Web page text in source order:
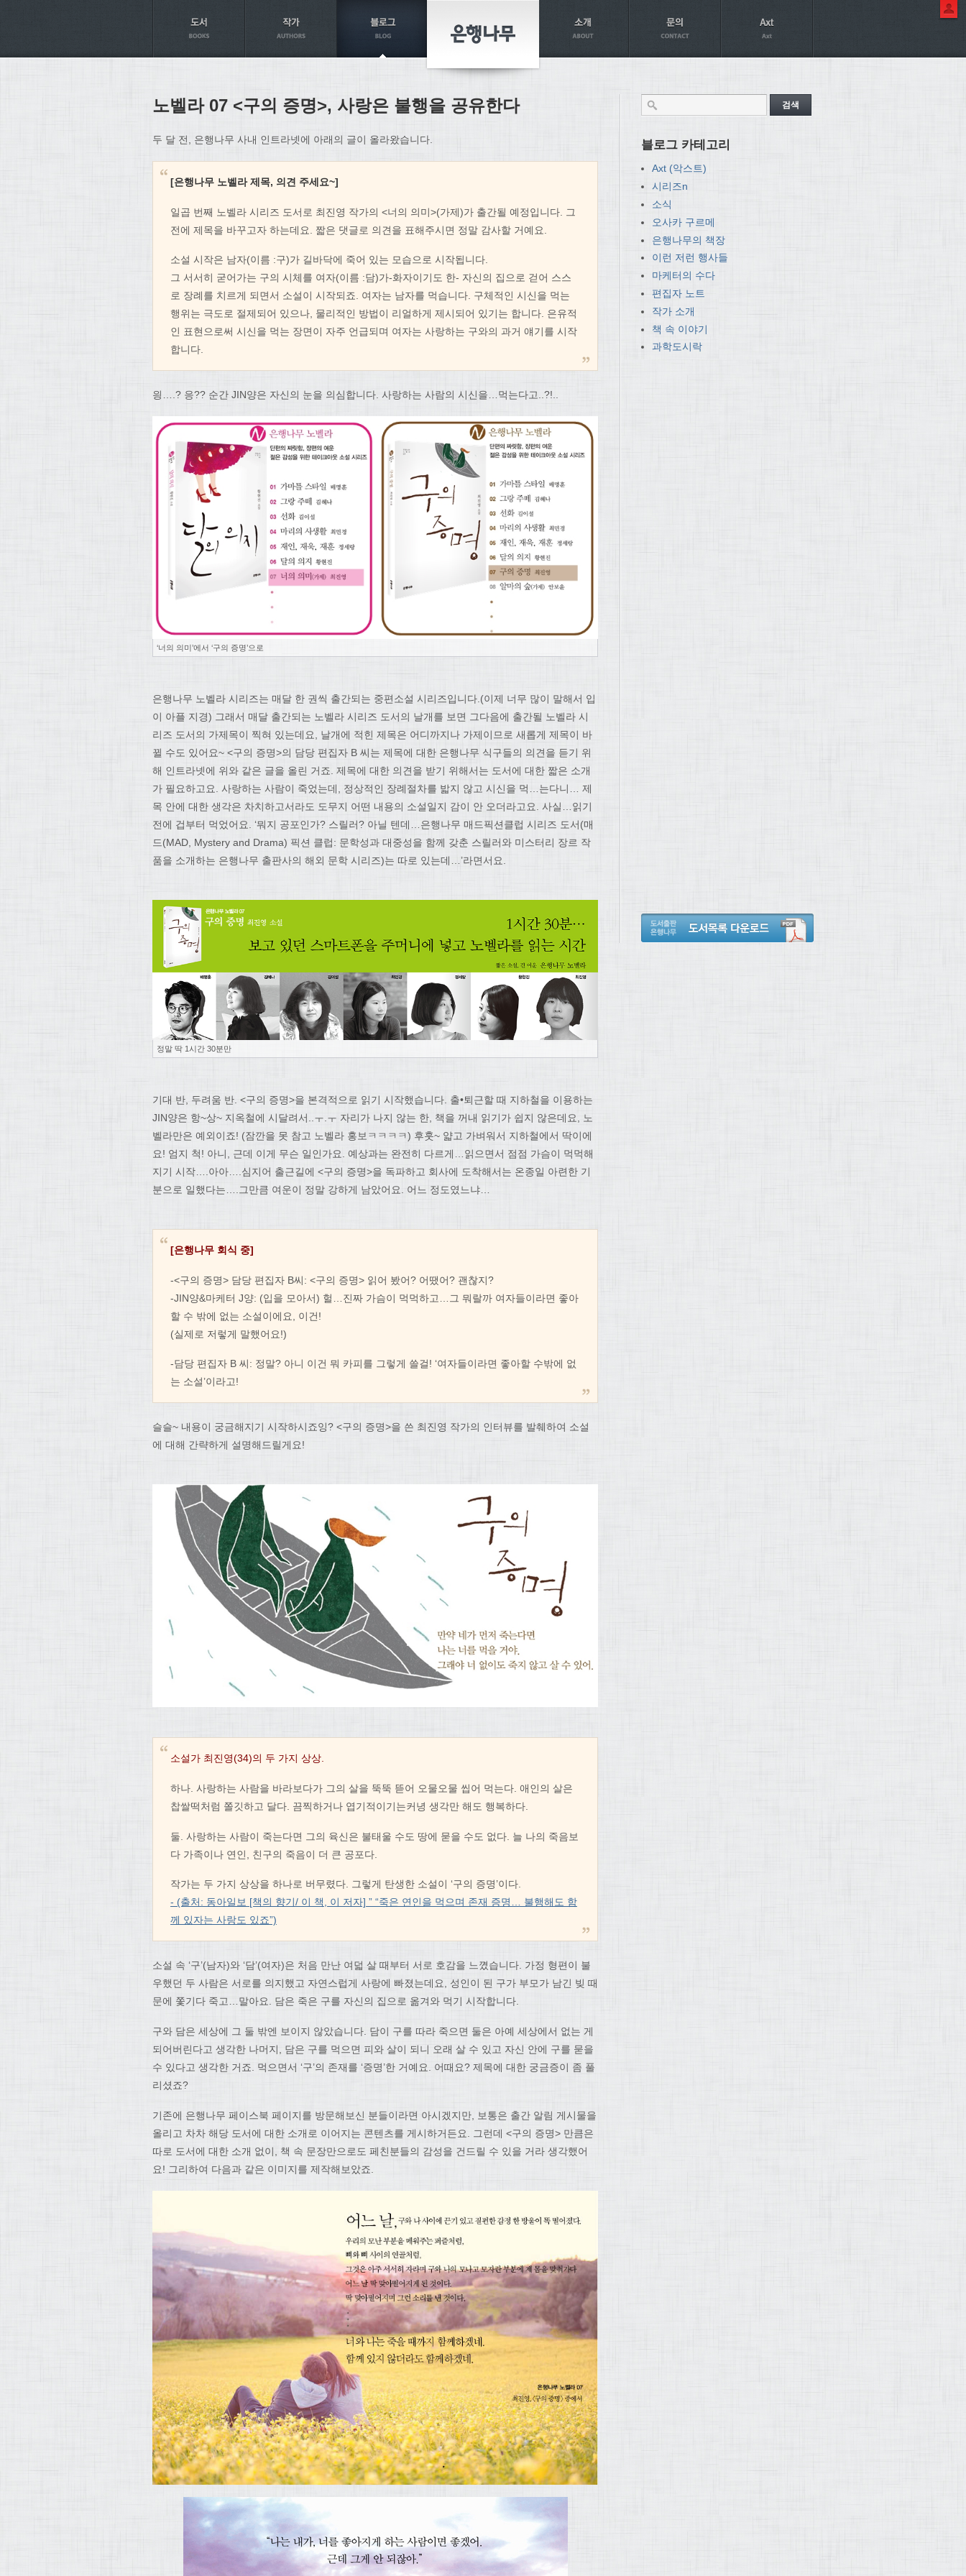
노벨라 07 <구의 증명>, 사랑은 불행을 공유한다
두 달 전, 은행나무 사내 인트라넷에 아래의 글이 올라왔습니다.
[은행나무 노벨라 제목, 의견 주세요~]
일곱 번째 노벨라 시리즈 도서로 최진영 작가의 <너의 의미>(가제)가 출간될 예정입니다. 그
전에 제목을 바꾸고자 하는데요. 짧은 댓글로 의견을 표해주시면 정말 감사할 거예요.
소설 시작은 남자(이름 :구)가 길바닥에 죽어 있는 모습으로 시작됩니다.
그 서서히 굳어가는 구의 시체를 여자(이름 :담)가-화자이기도 한- 자신의 집으로 걷어 스스
로 장례를 치르게 되면서 소설이 시작되죠. 여자는 남자를 먹습니다. 구체적인 시신을 먹는
행위는 극도로 절제되어 있으나, 물리적인 방법이 리얼하게 제시되어 있기는 합니다. 은유적
인 표현으로써 시신을 먹는 장면이 자주 언급되며 여자는 사랑하는 구와의 과거 얘기를 시작
합니다.
읭….? 응?? 순간 JIN양은 자신의 눈을 의심합니다. 사랑하는 사람의 시신을…먹는다고..?!..
‘너의 의미’에서 ‘구의 증명’으로
은행나무 노벨라 시리즈는 매달 한 권씩 출간되는 중편소설 시리즈입니다.(이제 너무 많이 말해서 입
이 아플 지경) 그래서 매달 출간되는 노벨라 시리즈 도서의 날개를 보면 그다음에 출간될 노벨라 시
리즈 도서의 가제목이 찍혀 있는데요, 날개에 적힌 제목은 어디까지나 가제이므로 새롭게 제목이 바
뀔 수도 있어요~ <구의 증명>의 담당 편집자 B 씨는 제목에 대한 은행나무 식구들의 의견을 듣기 위
해 인트라넷에 위와 같은 글을 올린 거죠. 제목에 대한 의견을 받기 위해서는 도서에 대한 짧은 소개
가 필요하고요. 사랑하는 사람이 죽었는데, 정상적인 장례절차를 밟지 않고 시신을 먹…는다니… 제
목 안에 대한 생각은 차치하고서라도 도무지 어떤 내용의 소설일지 감이 안 오더라고요. 사실…읽기
전에 겁부터 먹었어요. ‘뭐지 공포인가? 스릴러? 아닐 텐데…은행나무 매드픽션클럽 시리즈 도서(매
드(MAD, Mystery and Drama) 픽션 클럽: 문학성과 대중성을 함께 갖춘 스릴러와 미스터리 장르 작
품을 소개하는 은행나무 출판사의 해외 문학 시리즈)는 따로 있는데…’라면서요.
정말 딱 1시간 30분만
기대 반, 두려움 반. <구의 증명>을 본격적으로 읽기 시작했습니다. 출•퇴근할 때 지하철을 이용하는
JIN양은 항~상~ 지옥철에 시달려서..ㅜ.ㅜ 자리가 나지 않는 한, 책을 꺼내 읽기가 쉽지 않은데요, 노
벨라만은 예외이죠! (잠깐을 못 참고 노벨라 홍보ㅋㅋㅋㅋ) 후훗~ 얇고 가벼워서 지하철에서 딱이에
요! 엄지 척! 아니, 근데 이게 무슨 일인가요. 예상과는 완전히 다르게…읽으면서 점점 가슴이 먹먹해
지기 시작….아아….심지어 출근길에 <구의 증명>을 독파하고 회사에 도착해서는 온종일 아련한 기
분으로 일했다는….그만큼 여운이 정말 강하게 남았어요. 어느 정도였느냐…
[은행나무 회식 중]
-<구의 증명> 담당 편집자 B씨: <구의 증명> 읽어 봤어? 어땠어? 괜찮지?
-JIN양&마케터 J양: (입을 모아서) 헐…진짜 가슴이 먹먹하고…그 뭐랄까 여자들이라면 좋아
할 수 밖에 없는 소설이에요, 이건!
(실제로 저렇게 말했어요!)
-담당 편집자 B 씨: 정말? 아니 이건 뭐 카피를 그렇게 쓸걸! ‘여자들이라면 좋아할 수밖에 없
는 소설’이라고!
슬슬~ 내용이 궁금해지기 시작하시죠잉? <구의 증명>을 쓴 최진영 작가의 인터뷰를 발췌하여 소설
에 대해 간략하게 설명해드릴게요!
소설가 최진영(34)의 두 가지 상상.
하나. 사랑하는 사람을 바라보다가 그의 살을 뚝뚝 뜯어 오물오물 씹어 먹는다. 애인의 살은
찹쌀떡처럼 쫄깃하고 달다. 끔찍하거나 엽기적이기는커녕 생각만 해도 행복하다.
둘. 사랑하는 사람이 죽는다면 그의 육신은 불태울 수도 땅에 묻을 수도 없다. 늘 나의 죽음보
다 가족이나 연인, 친구의 죽음이 더 큰 공포다.
작가는 두 가지 상상을 하나로 버무렸다. 그렇게 탄생한 소설이 ‘구의 증명’이다.
- (출처: 동아일보 [책의 향기/ 이 책, 이 저자] ” “죽은 연인을 먹으며 존재 증명… 불행해도 함
께 있자는 사랑도 있죠”)
소설 속 ‘구’(남자)와 ‘담’(여자)은 처음 만난 여덟 살 때부터 서로 호감을 느꼈습니다. 가정 형편이 불
우했던 두 사람은 서로를 의지했고 자연스럽게 사랑에 빠졌는데요, 성인이 된 구가 부모가 남긴 빚 때
문에 쫓기다 죽고…말아요. 담은 죽은 구를 자신의 집으로 옮겨와 먹기 시작합니다.
구와 담은 세상에 그 둘 밖엔 보이지 않았습니다. 담이 구를 따라 죽으면 둘은 아예 세상에서 없는 게
되어버린다고 생각한 나머지, 담은 구를 먹으면 피와 살이 되니 오래 살 수 있고 자신 안에 구를 묻을
수 있다고 생각한 거죠. 먹으면서 ‘구’의 존재를 ‘증명’한 거예요. 어때요? 제목에 대한 궁금증이 좀 풀
리셨죠?
기존에 은행나무 페이스북 페이지를 방문해보신 분들이라면 아시겠지만, 보통은 출간 알림 게시물을
올리고 차차 해당 도서에 대한 소개로 이어지는 콘텐츠를 게시하거든요. 그런데 <구의 증명> 만큼은
따로 도서에 대한 소개 없이, 책 속 문장만으로도 페친분들의 감성을 건드릴 수 있을 거라 생각했어
요! 그리하여 다음과 같은 이미지를 제작해보았죠.
블로그 카테고리
Axt (악스트)
시리즈n
소식
오사카 구르메
은행나무의 책장
이런 저런 행사들
마케터의 수다
편집자 노트
작가 소개
책 속 이야기
과학도시락